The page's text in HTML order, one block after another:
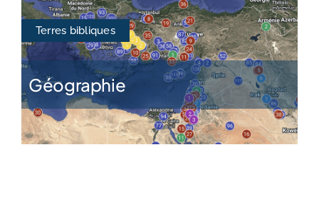
Terres bibliques
Géographie